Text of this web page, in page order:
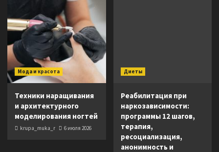
Мода и красота
Техники наращивания
и архитектурного
моделирования ногтей
krupa_muka_r 6 июля 2026
Диеты
Реабилитация при
наркозависимости:
программы 12 шагов,
терапия,
ресоциализация,
анонимность и